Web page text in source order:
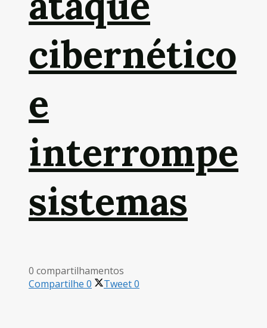
cibernético
e
interrompe
sistemas
0 compartilhamentos
Compartilhe 0 Tweet0